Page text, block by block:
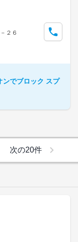
２６
ンでブロック スプ
次の20件